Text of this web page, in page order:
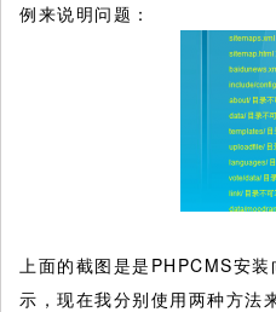
例来说明问题：
上面的截图是是PHPCMS安
示，现在我分别使用两种方法